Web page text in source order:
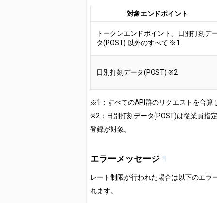
対象エンドポイント
トークンエンドポイント、日別打刻デ
タ(POST) 以外のすべて ※1
日別打刻データ(POST) ※2
※1：すべてのAPI群のリクエストを合算
※2：日別打刻データ(POST)は従業員指
登録が対象。
エラーメッセージ ¶
レート制限が行われた場合は以下のエラ
れます。